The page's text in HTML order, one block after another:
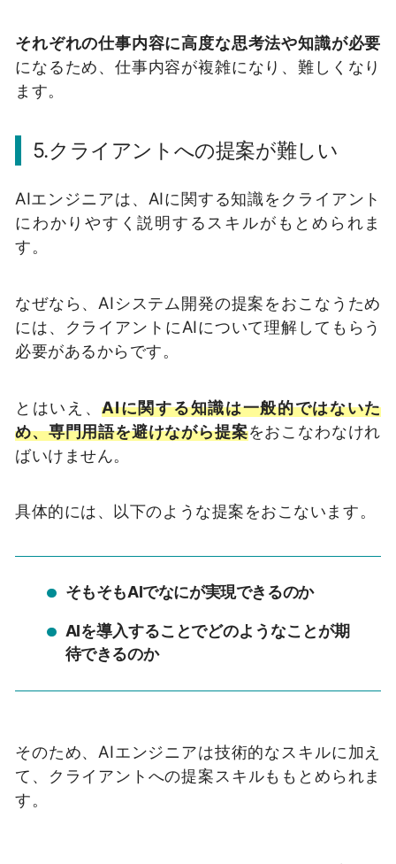
それぞれの仕事内容に高度な思考法や知識が必要
になるため、仕事内容が複雑になり、難しくなり
ます。
5.クライアントへの提案が難しい
AIエンジニアは、AIに関する知識をクライアント
にわかりやすく説明するスキルがもとめられま
す。
なぜなら、AIシステム開発の提案をおこなうため
には、クライアントにAIについて理解してもらう
必要があるからです。
とはいえ、AIに関する知識は一般的ではないた
め、専門用語を避けながら提案をおこなわなけれ
ばいけません。
具体的には、以下のような提案をおこないます。
そもそもAIでなにが実現できるのか
AIを導入することでどのようなことが期
待できるのか
そのため、AIエンジニアは技術的なスキルに加え
て、クライアントへの提案スキルももとめられま
す。